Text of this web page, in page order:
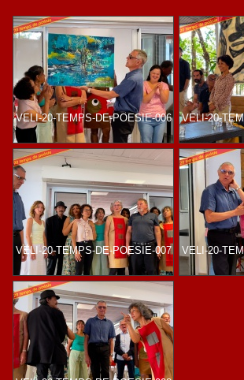
VELI-20-TEMPS-DE-POESIE-006 VELI-20-
VELI-20-TEMPS-DE-POESIE-007 VELI-20-